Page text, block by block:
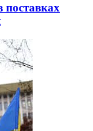
поставках